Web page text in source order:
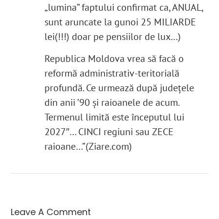
„lumina” faptului confirmat ca, ANUAL,
sunt aruncate la gunoi 25 MILIARDE
lei(!!!) doar pe pensiilor de lux…)
Republica Moldova vrea să facă o
reformă administrativ-teritorială
profundă. Ce urmează după județele
din anii ’90 și raioanele de acum.
Termenul limită este începutul lui
2027″… CINCI regiuni sau ZECE
raioane…”(Ziare.com)
Leave A Comment